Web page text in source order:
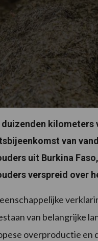
duizenden
van
uit Burkina
verspreid over
van belangrijke
overproductie en